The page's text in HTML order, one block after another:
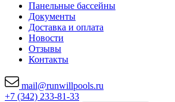
Панельные бассейны
Документы
Доставка и оплата
Новости
Отзывы
Контакты
mail@runwillpools.ru
+7 (342) 233-81-33